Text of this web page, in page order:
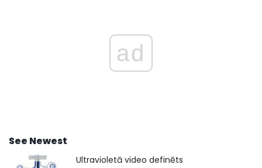
ad
See Newest
Ultravioletā video definēts